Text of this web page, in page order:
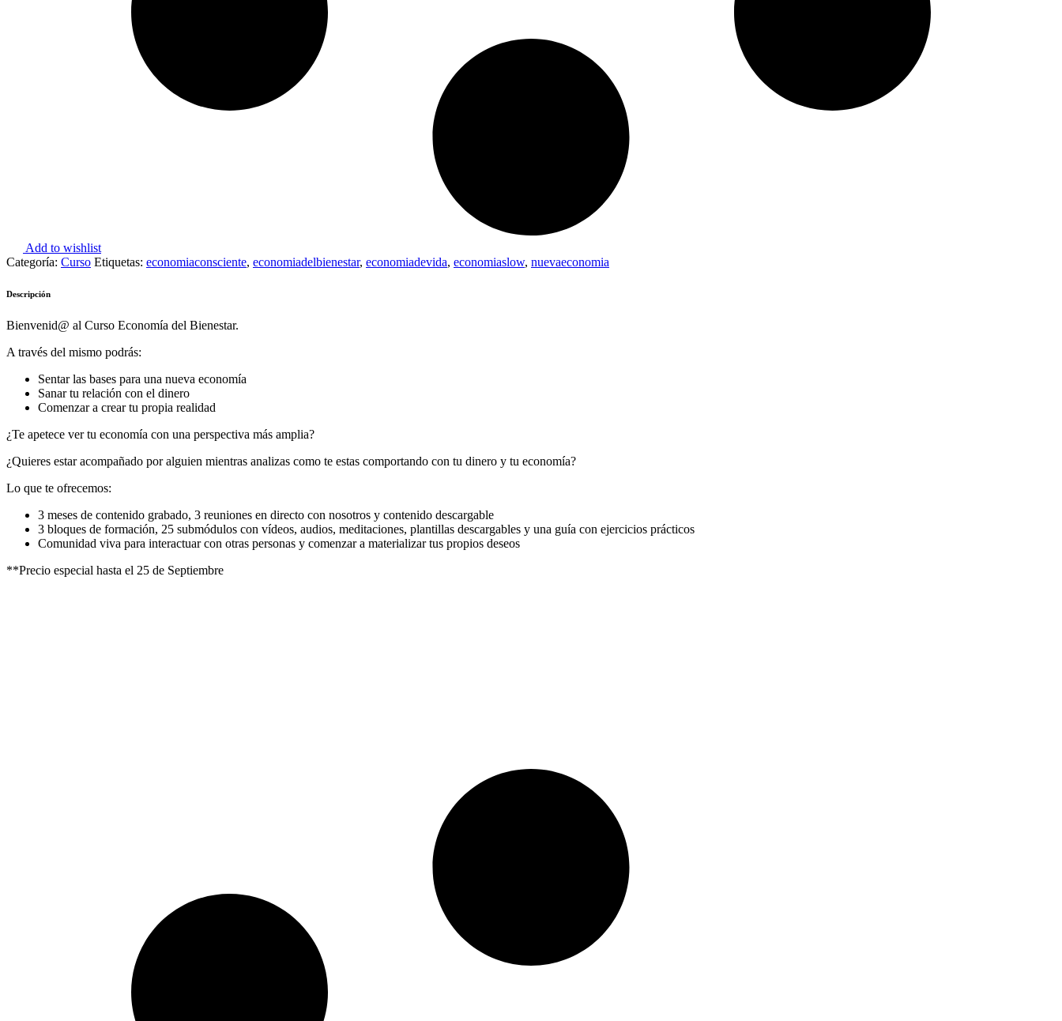
Add to wishlist
Categoría: Curso Etiquetas: economiaconsciente, economiadelbienestar, economiadevida, economiaslow, nuevaeconomia
Descripción
Bienvenid@ al Curso Economía del Bienestar.
A través del mismo podrás:
Sentar las bases para una nueva economía
Sanar tu relación con el dinero
Comenzar a crear tu propia realidad
¿Te apetece ver tu economía con una perspectiva más amplia?
¿Quieres estar acompañado por alguien mientras analizas como te estas comportando con tu dinero y tu economía?
Lo que te ofrecemos:
3 meses de contenido grabado, 3 reuniones en directo con nosotros y contenido descargable
3 bloques de formación, 25 submódulos con vídeos, audios, meditaciones, plantillas descargables y una guía con ejercicios prácticos
Comunidad viva para interactuar con otras personas y comenzar a materializar tus propios deseos
**Precio especial hasta el 25 de Septiembre